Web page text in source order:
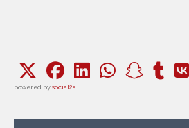
powered by social2s